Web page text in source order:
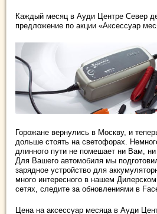
Каждый месяц в Ауди Центре Север
предложение по акции «Аксессуар
Горожане вернулись в Москву, и
дольше стоять на светофорах.
длинного пути не помешает ни Вам,
Для Вашего автомобиля мы
зарядное устройство для
много интересного в нашем
сетях, следите за обновлениями в
Цена на аксессуар месяца в Ауди